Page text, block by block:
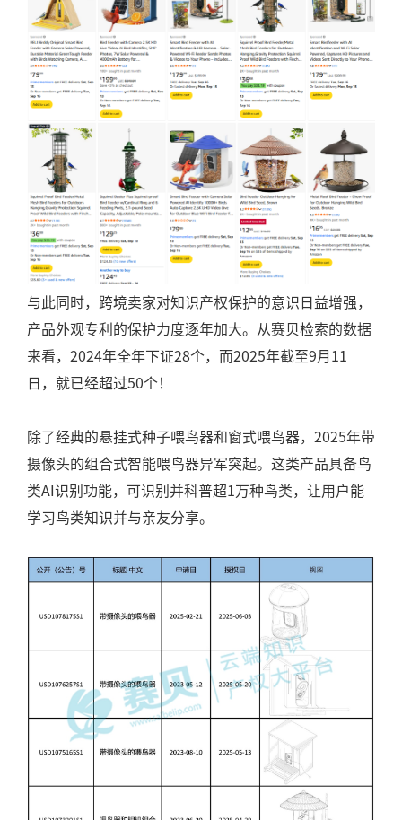
与此同时，跨境卖家对知识产权保护的意识日益增强，
产品外观专利的保护力度逐年加大。从赛贝检索的数据
来看，2024年全年下证28个，而2025年截至9月11
日，就已经超过50个！
除了经典的悬挂式种子喂鸟器和窗式喂鸟器，2025年带
摄像头的组合式智能喂鸟器异军突起。这类产品具备鸟
类AI识别功能，可识别并科普超1万种鸟类，让用户能
学习鸟类知识并与亲友分享。